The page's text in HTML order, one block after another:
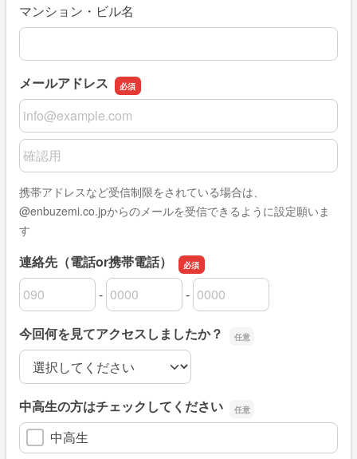
マンション・ビル名
メールアドレス
メールアドレス
メールアドレスの確認用
携帯アドレスなど受信制限をされている場合は、
@enbuzemi.co.jpからのメールを受信できるように設定願いま
す
連絡先（電話or携帯電話）
連絡先（電話or携帯電話）の市外局番
-
連絡先（電話or携帯電話）の市内局番
-
連絡先（電話or携帯電話）の加入者番号
今回何を見てアクセスしましたか？
今回何を見てアクセスしましたか？
中高生の方はチェックしてください
中高生